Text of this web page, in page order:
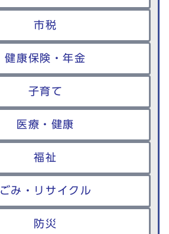
市税
健康保険・年金
子育て
医療・健康
福祉
ごみ・リサイクル
防災